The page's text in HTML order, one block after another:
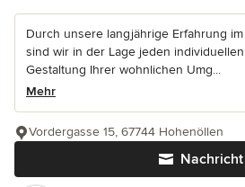
Durch unsere langjährige Erfahrung
sind wir in der Lage jeden
Gestaltung Ihrer wohnlichen Umg...
Mehr
Nachricht
Vordergasse 15, 67744 Hohenöllen